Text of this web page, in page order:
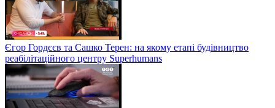
Єгор Гордєєв та Сашко Терен: на якому етапі будівництво
реабілітаційного центру Superhumans